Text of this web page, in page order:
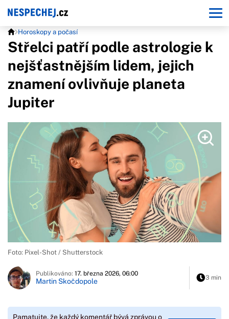
Horoskopy a počasí
Střelci patří podle astrologie k
nejšťastnějším lidem, jejich
znamení ovlivňuje planeta
Jupiter
Foto: Pixel-Shot / Shutterstock
Publikováno: 17. března 2026, 06:00
Martin Skočdopole 3 min
Pamatujte, že každý komentář bývá zprávou o